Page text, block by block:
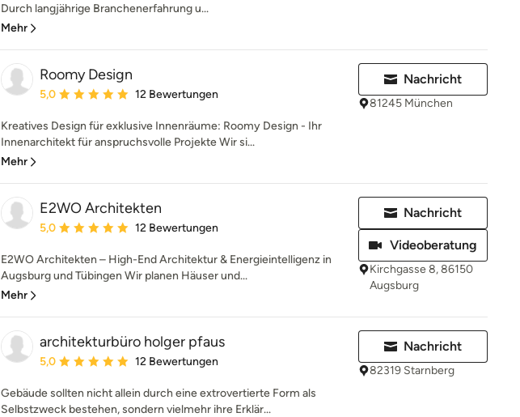
Durch langjährige Branchenerfahrung u...
Mehr
Roomy Design
Durchschnittliche Bewertung: 5 von 5 Sternen
5,0 12 Bewertungen
Kreatives Design für exklusive Innenräume: Roomy Design - Ihr
Innenarchitekt für anspruchsvolle Projekte Wir si...
Mehr
Nachricht
81245 München
E2WO Architekten
Durchschnittliche Bewertung: 5 von 5 Sternen
5,0 12 Bewertungen
E2WO Architekten – High-End Architektur & Energieintelligenz in
Augsburg und Tübingen Wir planen Häuser und...
Mehr
Nachricht
Videoberatung
Kirchgasse 8, 86150
Augsburg
architekturbüro holger pfaus
Durchschnittliche Bewertung: 5 von 5 Sternen
5,0 12 Bewertungen
Gebäude sollten nicht allein durch eine extrovertierte Form als
Selbstzweck bestehen, sondern vielmehr ihre Erklär...
Nachricht
82319 Starnberg